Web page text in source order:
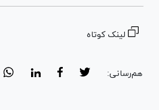
لینک کوتاه
هم‌رسانی: